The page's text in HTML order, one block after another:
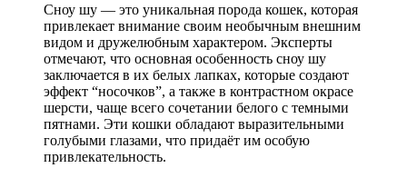
Сноу шу — это уникальная порода кошек, которая
привлекает внимание своим необычным внешним
видом и дружелюбным характером. Эксперты
отмечают, что основная особенность сноу шу
заключается в их белых лапках, которые создают
эффект “носочков”, а также в контрастном окрасе
шерсти, чаще всего сочетании белого с темными
пятнами. Эти кошки обладают выразительными
голубыми глазами, что придаёт им особую
привлекательность.